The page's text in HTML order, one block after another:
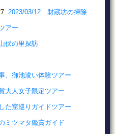
2023/03/12 財蔵坊の掃除
アー
伏の里探訪
、御池浚い体験ツアー
大人女子限定ツアー
た窟巡りガイドツアー
ミツマタ鑑賞ガイド